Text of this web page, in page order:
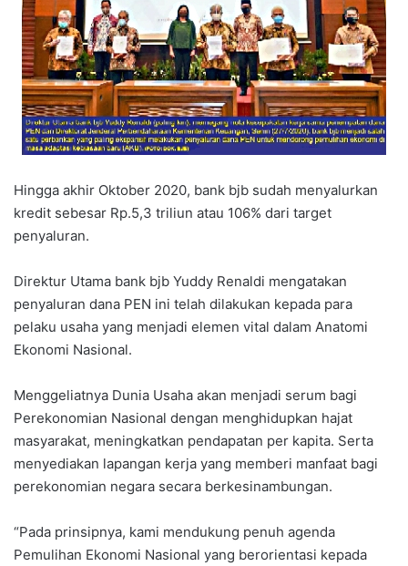
Hingga akhir Oktober 2020, bank bjb sudah menyalurkan
kredit sebesar Rp.5,3 triliun atau 106% dari target
penyaluran.
Direktur Utama bank bjb Yuddy Renaldi mengatakan
penyaluran dana PEN ini telah dilakukan kepada para
pelaku usaha yang menjadi elemen vital dalam Anatomi
Ekonomi Nasional.
Menggeliatnya Dunia Usaha akan menjadi serum bagi
Perekonomian Nasional dengan menghidupkan hajat
masyarakat, meningkatkan pendapatan per kapita. Serta
menyediakan lapangan kerja yang memberi manfaat bagi
perekonomian negara secara berkesinambungan.
“Pada prinsipnya, kami mendukung penuh agenda
Pemulihan Ekonomi Nasional yang berorientasi kepada